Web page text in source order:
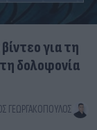
για τη
δολοφονία
ΓΕΩΡΓΑΚΌΠΟΥΛΟΣ